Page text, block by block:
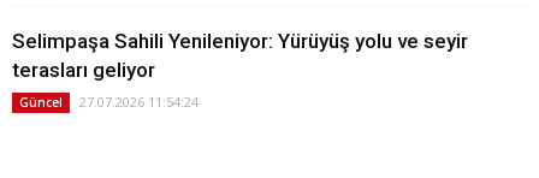
Selimpaşa Sahili Yenileniyor: Yürüyüş yolu ve seyir
terasları geliyor
Güncel 27.07.2026 11:54:24